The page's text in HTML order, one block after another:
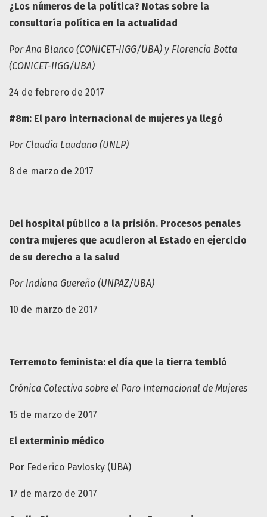
¿Los números de la política? Notas sobre la
consultoría política en la actualidad
Por Ana Blanco (CONICET-IIGG/UBA) y Florencia Botta
(CONICET-IIGG/UBA)
24 de febrero de 2017
#8m: El paro internacional de mujeres ya llegó
Por Claudia Laudano (UNLP)
8 de marzo de 2017
Del hospital público a la prisión. Procesos penales
contra mujeres que acudieron al Estado en ejercicio
de su derecho a la salud
Por Indiana Guereño (UNPAZ/UBA)
10 de marzo de 2017
Terremoto feminista: el día que la tierra tembló
Crónica Colectiva sobre el Paro Internacional de Mujeres
15 de marzo de 2017
El exterminio médico
Por Federico Pavlosky (UBA)
17 de marzo de 2017